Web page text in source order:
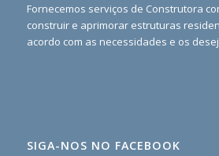
Fornecemos serviços de Construtora
construir e aprimorar estruturas
acordo com as necessidades e os
SIGA-NOS NO FACEBOOK